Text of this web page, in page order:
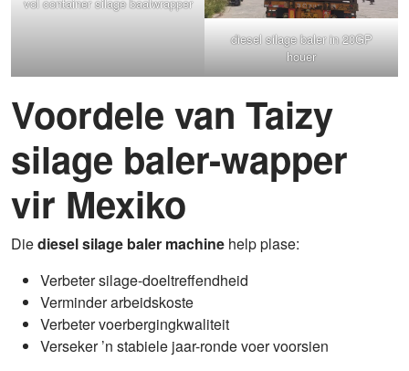
diesel silage baler in 20GP
houer
Voordele van Taizy
silage baler-wapper
vir Mexiko
Diediesel silage baler machine help plase:
Verbeter silage-doeltreffendheid
Verminder arbeidskoste
Verbeter voerbergingkwaliteit
Verseker ’n stabiele jaar-ronde voer voorsien